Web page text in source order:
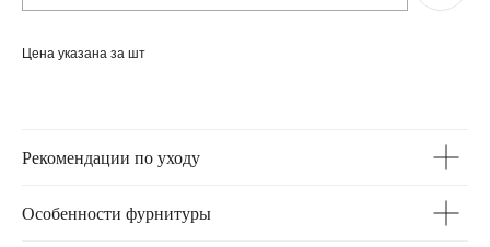
Цена указана за шт
Рекомендации по уходу
Особенности фурнитуры